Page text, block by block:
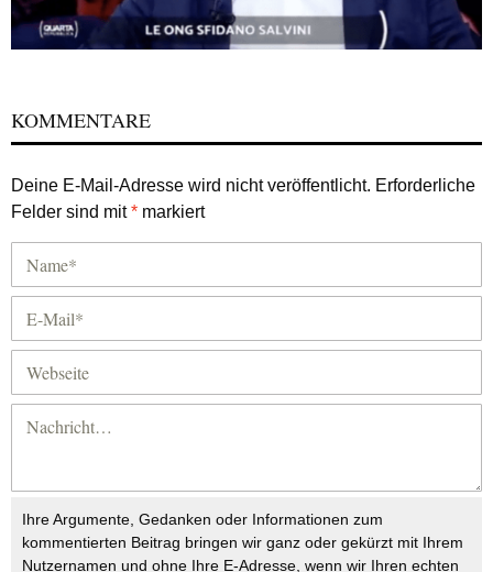
KOMMENTARE
Deine E-Mail-Adresse wird nicht veröffentlicht. Erforderliche
Felder sind mit* markiert
Ihre Argumente, Gedanken oder Informationen zum
kommentierten Beitrag bringen wir ganz oder gekürzt mit Ihrem
Nutzernamen und ohne Ihre E-Adresse, wenn wir Ihren echten